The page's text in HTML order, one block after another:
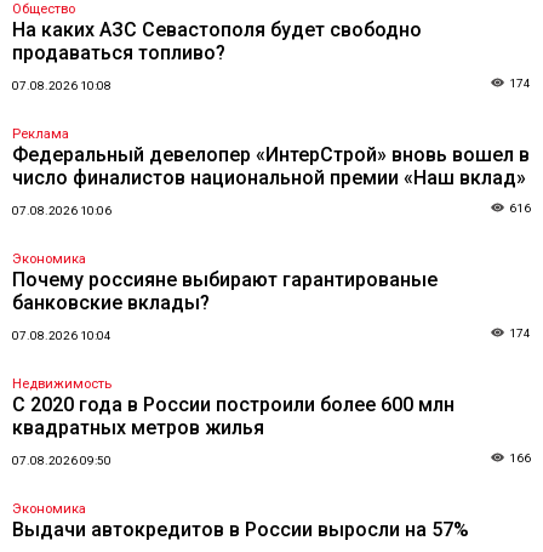
Общество
На каких АЗС Севастополя будет свободно
продаваться топливо?
07.08.2026 10:08 174
Реклама
Федеральный девелопер «ИнтерСтрой» вновь вошел в
число финалистов национальной премии «Наш вклад»
07.08.2026 10:06 616
Экономика
Почему россияне выбирают гарантированые
банковские вклады?
07.08.2026 10:04 174
Недвижимость
С 2020 года в России построили более 600 млн
квадратных метров жилья
07.08.2026 09:50 166
Экономика
Выдачи автокредитов в России выросли на 57%